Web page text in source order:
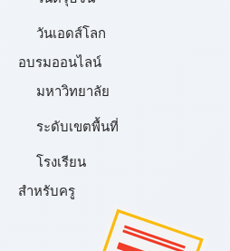
วันเอดส์โลก
อบรมออนไลน์
มหาวิทยาลัย
ระดับเขตพื้นที่
โรงเรียน
สำหรับครู